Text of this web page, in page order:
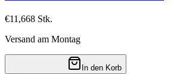
€11,668 Stk.
Versand am Montag
In den Korb